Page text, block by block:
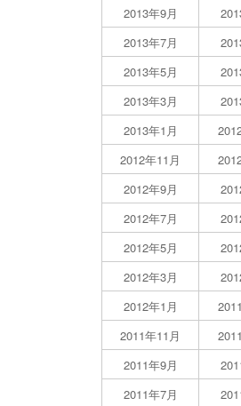
2013年9月
2013年7月
2013年5月
2013年3月
2013年1月
2012年11月
2012年9月
2012年7月
2012年5月
2012年3月
2012年1月
2011年11月
2011年9月
2011年7月